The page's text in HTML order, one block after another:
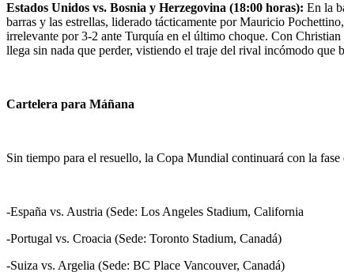
Estados Unidos vs. Bosnia y Herzegovina (18:00 horas): En la
barras y las estrellas, liderado tácticamente por Mauricio
irrelevante por 3-2 ante Turquía en el último choque. Con
llega sin nada que perder, vistiendo el traje del rival incómodo que
Cartelera para Máñana
Sin tiempo para el resuello, la Copa Mundial continuará con la
-España vs. Austria (Sede: Los Angeles Stadium, California
-Portugal vs. Croacia (Sede: Toronto Stadium, Canadá)
-Suiza vs. Argelia (Sede: BC Place Vancouver, Canadá)